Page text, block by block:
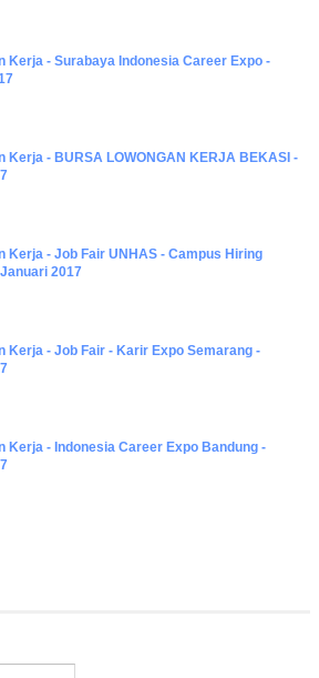
Kerja - Surabaya Indonesia Career Expo -
Kerja - BURSA LOWONGAN KERJA BEKASI -
Kerja - Job Fair UNHAS - Campus Hiring
2017
Kerja - Job Fair - Karir Expo Semarang -
Kerja - Indonesia Career Expo Bandung -